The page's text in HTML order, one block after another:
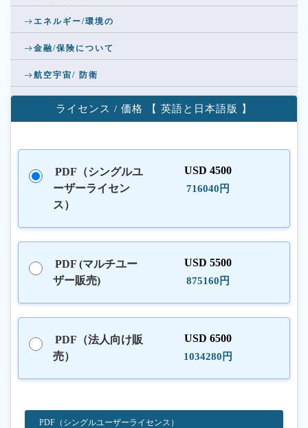
エネルギー/環境の
金融/保険について
航空宇宙/ 防衛
ライセンス / 価格 【 英語と日本語版 】
PDF（シングルユ
ーザーライセン
ス）
USD 4500
716040円
PDF (マルチユー
ザー販売)
USD 5500
875160円
PDF（法人向け販
売）
USD 6500
1034280円
PDF（シングルユーザーライセンス）